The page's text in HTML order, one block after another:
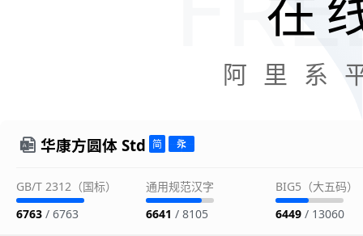
阿里系
华康方圆体 Std
GB/T 2312（国标）
6763 / 6763
通用规范汉字
6641 / 8105
BIG5（大五码）
6449 / 13060